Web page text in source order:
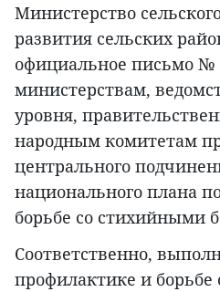
Министерство
развития сельских
официальное письмо №
министерствам,
уровня,
народным комитетам
центрального
национального плана
борьбе со стихийными
Соответственно,
профилактике и